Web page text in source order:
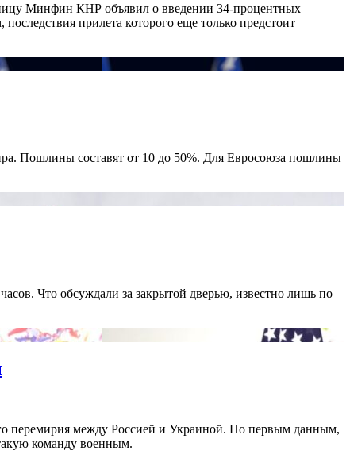
Минфин КНР объявил о введении 34-процентных
прилета которого еще только предстоит
Пошлины составят от 10 до 50%. Для Евросоюза пошлины
Что обсуждали за закрытой дверью, известно лишь по
перемирия между Россией и Украиной. По первым данным,
команду военным.